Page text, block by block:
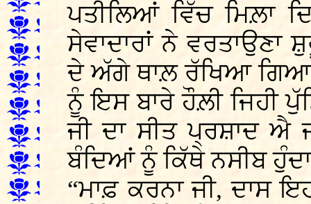
ਪਤੀਲਿਆਂ ਵਿੱਚ ਮਿਲ਼ਾ
ਸੇਵਾਦਾਰਾਂ ਨੇ ਵਰਤਾਉਣਾ
ਦੇ ਅੱਗੇ ਥਾਲ਼ ਰੱਖਿਆ ਗਿਆ
ਨੂੰ ਇਸ ਬਾਰੇ ਹੌਲ਼ੀ ਜਿਹੀ
ਜੀ ਦਾ ਸੀਤ ਪ੍ਰਸ਼ਾਦ
ਬੰਦਿਆਂ ਨੂੰ ਕਿੱਥੇ ਨਸੀਬ
“ਮਾਫ਼ ਕਰਨਾ ਜੀ, ਦਾਸ